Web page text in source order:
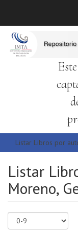
Listar Libros por
Listar
Moreno,